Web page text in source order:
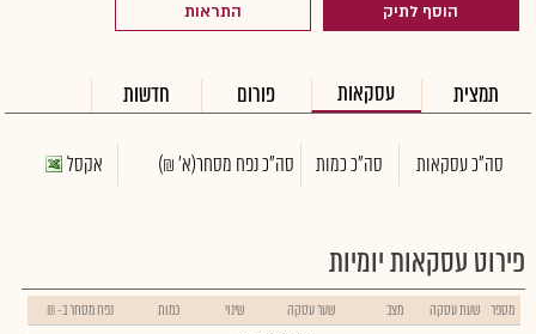
הוסף לתיק התראות
תמצית עסקאות פורום חדשות
סה"כ עסקאות סה"כ כמות סה"כ נפח מסחר(א' ₪) אקסל
פירוט עסקאות יומיות
מספר שעת עסקה מצב שער עסקה שינוי כמות נפח מסחר ב- ₪